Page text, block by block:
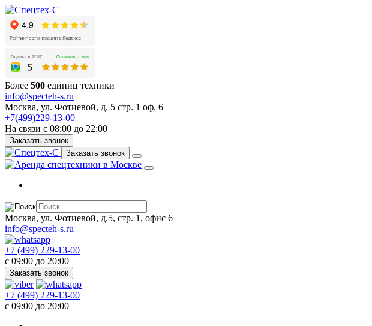
Более 500 единиц техники
info@specteh-s.ru
Москва, ул. Фотиевой, д. 5 стр. 1 оф. 6
+7(499)229-13-00
На связи с 08:00 до 22:00
Заказать звонок
Заказать звонок
Москва, ул. Фотиевой, д.5, стр. 1, офис 6
info@specteh-s.ru
+7 (499) 229-13-00
c 09:00 до 20:00
Заказать звонок
+7 (499) 229-13-00
c 09:00 до 20:00